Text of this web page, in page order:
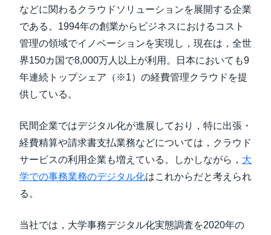
などに関わるクラウドソリューションを展開する企業
である。1994年の創業からビジネスにおけるコスト
管理の領域でイノベーションを実現し，現在は，全世
界150カ国で8,000万人以上が利用。日本においても9
年連続トップシェア（※1）の経費管理クラウドを提
供している。
民間企業ではデジタル化が進展しており，特に出張・
経費精算や請求書支払業務などについては，クラウド
サービスの利用企業も増えている。しかしながら， 大
学での事務業務のデジタル化はこれからだと考えられ
る。
当社では，大学事務デジタル化実態調査を2020年の